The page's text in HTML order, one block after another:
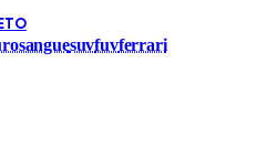
suvfuvferrari